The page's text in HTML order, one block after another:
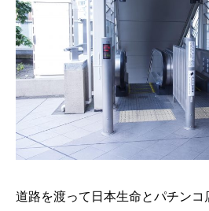
道路を渡って日本生命とパチン